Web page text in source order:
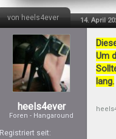
von heels4ever 14. April
heels4ever
Foren - Hangaround
Registriert seit:
Um
lang.